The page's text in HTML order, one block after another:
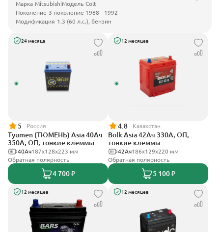
Марка MitsubishiМодель Colt
Поколение 3 поколение 1988 - 1992
Модификация 1.3 (60 л.с.), бензин
24 месяца
5 Россия
Tyumen (ТЮМЕНЬ) Asia 40Ач
350А, ОП, тонкие клеммы
187х128х223 мм
40Ач
Обратная полярность
4 700 ₽
12 месяцев
4.8 Казахстан
Bolk Asia 42Ач 330А, ОП,
тонкие клеммы
186х129х220 мм
42Ач
Обратная полярность
5 100 ₽
12 месяцев 12 месяцев